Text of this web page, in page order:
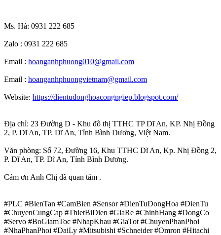
Ms. Hà: 0931 222 685
Zalo : 0931 222 685
Email : hoanganhphuong010@gmail.com
Email : hoanganhphuongvietnam@gmail.com
Website: https://dientudonghoacongngiep.blogspot.com/
Địa chỉ: 23 Đường D - Khu đô thị TTHC TP Dĩ An, KP. Nhị Đồng
2, P. Dĩ An, TP. Dĩ An, Tỉnh Bình Dương, Việt Nam.
Văn phòng: Số 72, Đường 16, Khu TTHC Dĩ An, Kp. Nhị Đồng 2,
P. Dĩ An, TP. Dĩ An, Tỉnh Bình Dương.
Cảm ơn Anh Chị đã quan tâm .
#PLC #BienTan #CamBien #Sensor #DienTuDongHoa #DienTu
#ChuyenCungCap #ThietBiDien #GiaRe #ChinhHang #DongCo
#Servo #BoGiamToc #NhapKhau #GiaTot #ChuyenPhanPhoi
#NhaPhanPhoi #DaiLy #Mitsubishi #Schneider #Omron #Hitachi